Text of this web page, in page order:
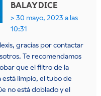
BALAY DICE
30 mayo, 2023 a las
10:31
gracias por contactar
Te recomendamos
que el filtro de la
está limpio, el tubo de
no está doblado y el